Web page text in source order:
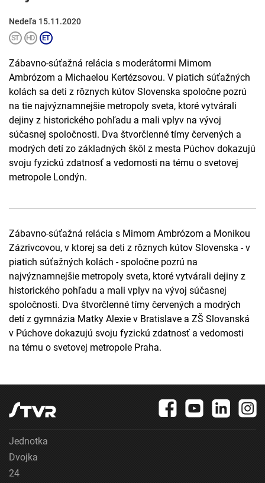
Nedeľa 15.11.2020
Zábavno-súťažná relácia s moderátormi Mimom
Ambrózom a Michaelou Kertézsovou. V piatich súťažných
kolách sa deti z rôznych kútov Slovenska spoločne pozrú
na tie najvýznamnejšie metropoly sveta, ktoré vytvárali
dejiny z historického pohľadu a mali vplyv na vývoj
súčasnej spoločnosti. Dva štvorčlenné tímy červených a
modrých detí zo základných škôl z mesta Púchov dokazujú
svoju fyzickú zdatnosť a vedomosti na tému o svetovej
metropole Londýn.
Zábavno-súťažná relácia s Mimom Ambrózom a Monikou
Zázrivcovou, v ktorej sa deti z rôznych kútov Slovenska - v
piatich súťažných kolách - spoločne pozrú na
najvýznamnejšie metropoly sveta, ktoré vytvárali dejiny z
historického pohľadu a mali vplyv na vývoj súčasnej
spoločnosti. Dva štvorčlenné tímy červených a modrých
detí z gymnázia Matky Alexie v Bratislave a ZŠ Slovanská
v Púchove dokazujú svoju fyzickú zdatnosť a vedomosti
na tému o svetovej metropole Praha.
Jednotka
Dvojka
24